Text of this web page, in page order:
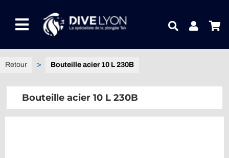
contenuToggle
Navigation
NOTRE UNIVERS PRODUITS
CONTACTEZ-NOUS
Bouteille acier 10 L 230B
Bouteille acier 10 L 230B